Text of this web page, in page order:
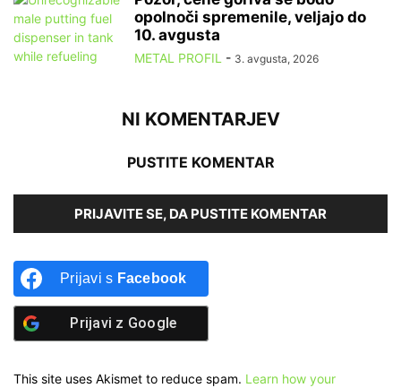
opolnoči spremenile, veljajo do
10. avgusta
METAL PROFIL - 3. avgusta, 2026
NI KOMENTARJEV
PUSTITE KOMENTAR
PRIJAVITE SE, DA PUSTITE KOMENTAR
Prijavi s Facebook
Prijavi z Google
This site uses Akismet to reduce spam. Learn how your